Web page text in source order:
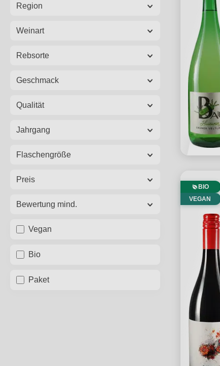
Region
Weinart
Rebsorte
Geschmack
Qualität
Jahrgang
Flaschengröße
Preis
Bewertung mind.
Vegan
Bio
Paket
BIO
VEGAN